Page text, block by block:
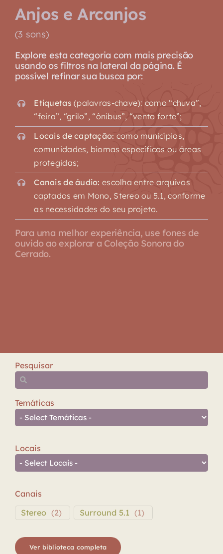
Anjos e Arcanjos
(3 sons)
Explore esta categoria com mais precisão
usando os filtros na lateral da página. É
possível refinar sua busca por:
Etiquetas (palavras-chave): como “chuva”,
“feira”, “grilo”, “ônibus”, “vento forte”;
Locais de captação: como municípios,
comunidades, biomas específicos ou áreas
protegidas;
Canais de áudio: escolha entre arquivos
captados em Mono, Stereo ou 5.1, conforme
as necessidades do seu projeto.
Para uma melhor experiência, use fones de
ouvido ao explorar a Coleção Sonora do
Cerrado.
Pesquisar
Temáticas
Locais
Canais
Stereo (2) Surround 5.1 (1)
Ver biblioteca completa